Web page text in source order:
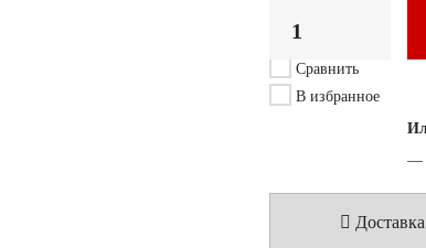
Сравнить
В избранное
—
Доставка